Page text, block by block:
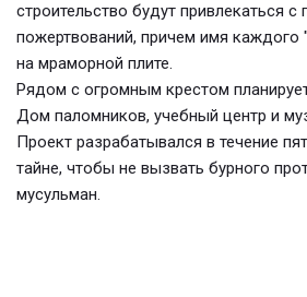
строительство будут привлекаться
пожертвований, причем имя каждого
на мраморной плите.
Рядом с огромным крестом
Дом паломников, учебный центр и
Проект разрабатывался в течение
тайне, чтобы не вызвать бурного
мусульман.